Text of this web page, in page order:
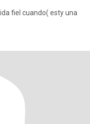
fiel cuando( esty una